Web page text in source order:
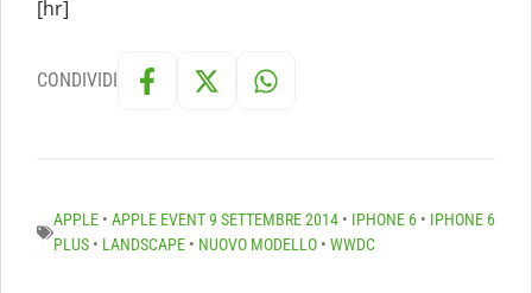
[hr]
CONDIVIDI
APPLE • APPLE EVENT 9 SETTEMBRE 2014 • IPHONE 6 • IPHONE 6
PLUS • LANDSCAPE • NUOVO MODELLO • WWDC